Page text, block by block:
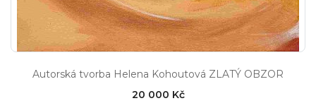
Autorská tvorba Helena Kohoutová ZLATÝ OBZOR
20 000 Kč